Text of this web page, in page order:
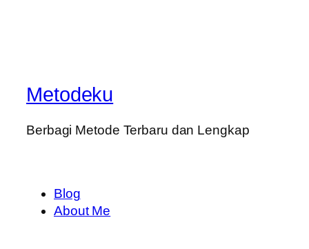
Metodeku
Berbagi Metode Terbaru dan Lengkap
Blog
About Me